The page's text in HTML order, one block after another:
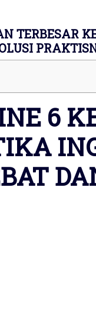
TERBESAR
6